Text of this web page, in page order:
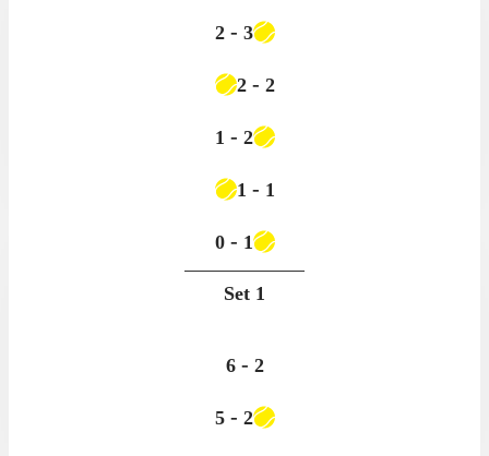
2 - 3
2 - 2
1 - 2
1 - 1
0- 1
Set 1
6 - 2
5 - 2